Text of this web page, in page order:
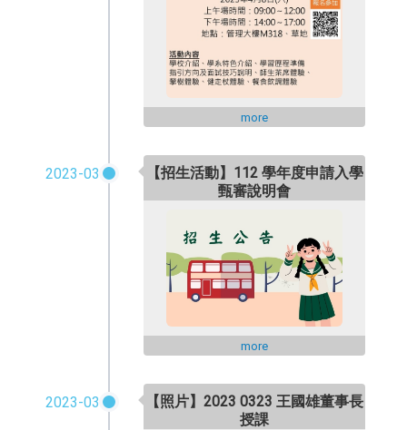
more
2023-03
【招生活動】112 學年度申請入學
甄審說明會
more
2023-03
【照片】2023 0323 王國雄董事長
授課